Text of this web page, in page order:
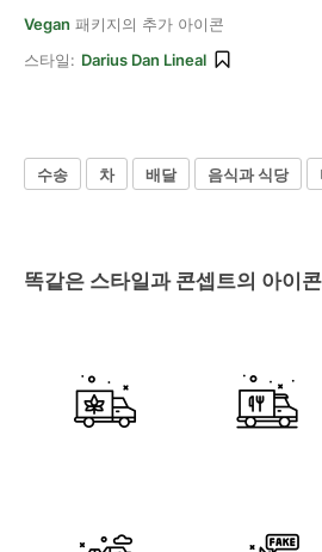
Vegan 패키지의 추가 아이콘
스타일: Darius Dan Lineal
수송 차 배달 음식과 식당
똑같은 스타일과 콘셉트의 아이콘